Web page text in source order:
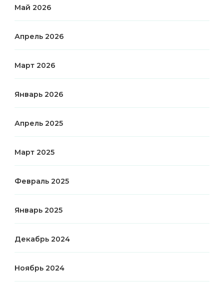
Май 2026
Апрель 2026
Март 2026
Январь 2026
Апрель 2025
Март 2025
Февраль 2025
Январь 2025
Декабрь 2024
Ноябрь 2024